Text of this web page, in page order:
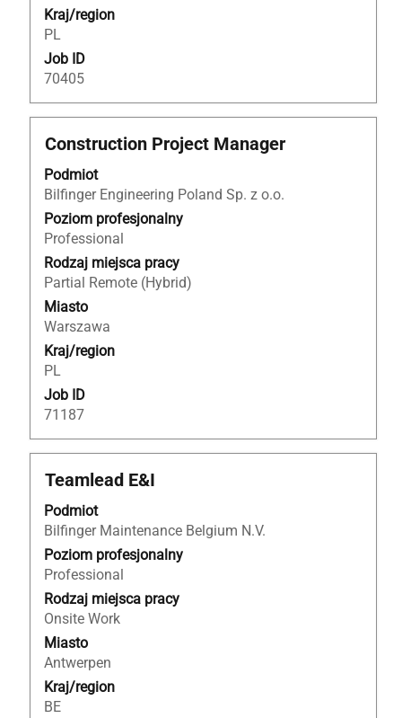
Kraj/region
PL
Job ID
70405
Tytuł
Construction Project Manager
Podmiot
Bilfinger Engineering Poland Sp. z o.o.
Poziom profesjonalny
Professional
Rodzaj miejsca pracy
Partial Remote (Hybrid)
Miasto
Warszawa
Kraj/region
PL
Job ID
71187
Zaznacz
pomocą
spacji,
aby
wyświetlić
pełną
treść
danych
oferty
pracy.
Tytuł
Teamlead E&I
Podmiot
Bilfinger Maintenance Belgium N.V.
Poziom profesjonalny
Professional
Rodzaj miejsca pracy
Onsite Work
Miasto
Antwerpen
Kraj/region
BE
Zaznacz
pomocą
spacji,
aby
wyświetlić
pełną
treść
danych
oferty
pracy.